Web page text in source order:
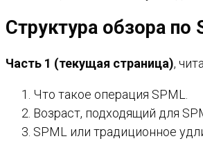
Структура обзора по
Часть 1 (текущая страница),
Что такое операция SPML.
Возраст, подходящий для
SPML или традиционное